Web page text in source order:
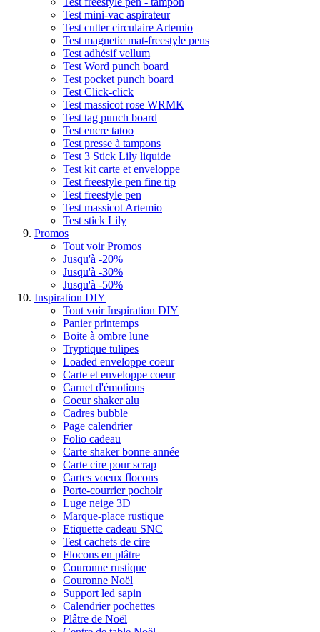
Test mini-vac aspirateur
Test cutter circulaire Artemio
Test magnetic mat-freestyle pens
Test adhésif vellum
Test Word punch board
Test pocket punch board
Test Click-click
Test massicot rose WRMK
Test tag punch board
Test encre tatoo
Test presse à tampons
Test 3 Stick Lily liquide
Test kit carte et enveloppe
Test freestyle pen fine tip
Test freestyle pen
Test massicot Artemio
Test stick Lily
Promos
Tout voir Promos
Jusqu'à -20%
Jusqu'à -30%
Jusqu'à -50%
Inspiration DIY
Tout voir Inspiration DIY
Panier printemps
Boite à ombre lune
Tryptique tulipes
Loaded enveloppe coeur
Carte et enveloppe coeur
Carnet d'émotions
Coeur shaker alu
Cadres bubble
Page calendrier
Folio cadeau
Carte shaker bonne année
Carte cire pour scrap
Cartes voeux flocons
Porte-courrier pochoir
Luge neige 3D
Marque-place rustique
Etiquette cadeau SNC
Test cachets de cire
Flocons en plâtre
Couronne rustique
Couronne Noël
Support led sapin
Calendrier pochettes
Plâtre de Noël